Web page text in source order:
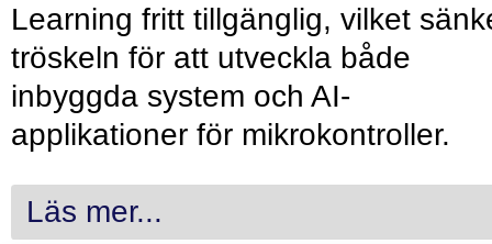
Learning fritt tillgänglig, vilket
tröskeln för att utveckla både
inbyggda system och AI-
applikationer för mikrokontroller.
Läs mer...